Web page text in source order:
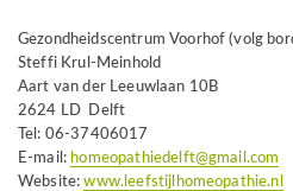
Gezondheidscentrum Voorhof (volg
Steffi Krul-Meinhold
Aart van der Leeuwlaan 10B
2624 LD Delft
Tel: 06-37406017
E-mail:homeopathiedelft@gmail.com
Website:www.leefstijlhomeopathie.nl